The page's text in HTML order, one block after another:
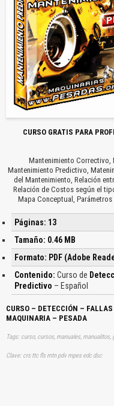
CURSO GRATIS PARA
Mantenimiento Correctivo,
Mantenimiento Predictivo,
del Mantenimiento, Relación
Relación de Costos según el
Mapa Conceptual,
Páginas: 13
Tamaño: 0.46 MB
Formato: PDF (Adobe
Contenido: Curso de
Predictivo – Español
CURSO – DETECCIÓN –
MAQUINARIA – PESADA
Clave: crs ttc fls mtn pdv mpes edc dsc